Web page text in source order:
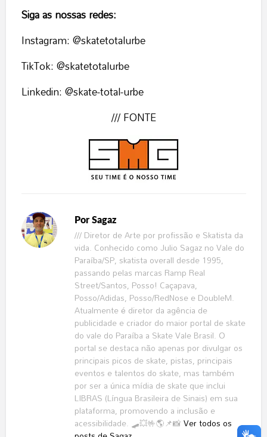
Siga as nossas redes:
Instagram: @skatetotalurbe
TikTok: @skatetotalurbe
Linkedin: @skate-total-urbe
/// FONTE
Por Sagaz
/// Diretor de Arte por profissão e Skatista da
vida. Conhecido como Julio Sagaz no Vale do
Paraíba/SP, skatista overall desde 1995,
passando pelas marcas Ramp Real
Street/Santos, Posso! Caçapava,
Posso/Adidas, Posso/RedNose e DoubleM.
Atualmente é diretor da agência de
publicidade e criador do maior portal de skate
do vale do Paraíba a Skate Vale Brasil. O
portal se destaca não apenas por divulgar os
principais picos de skate, pistas, principais
eventos e talentos do skate, mas também
por ser a única mídia de skate que inclui
LIBRAS (Língua Brasileira de Sinais) em sua
plataforma, promovendo a inclusão e
acessibilidade. 🛹💥🤟🌎📌📸Ver todos os